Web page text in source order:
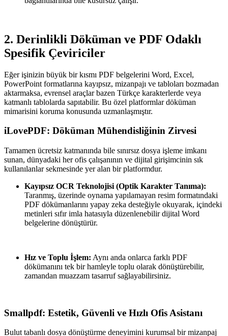
2. Derinlikli Döküman ve PDF Odaklı
Spesifik Çeviriciler
Eğer işinizin büyük bir kısmı PDF belgelerini Word, Excel,
PowerPoint formatlarına kayıpsız, mizanpajı ve tabloları bozmadan
aktarmaksa, evrensel araçlar bazen Türkçe karakterlerde veya
katmanlı tablolarda sapıtabilir. Bu özel platformlar döküman
mimarisini koruma konusunda uzmanlaşmıştır.
iLovePDF: Döküman Mühendisliğinin Zirvesi
Tamamen ücretsiz katmanında bile sınırsız dosya işleme imkanı
sunan, dünyadaki her ofis çalışanının ve dijital girişimcinin sık
kullanılanlar sekmesinde yer alan bir platformdur.
Kayıpsız OCR Teknolojisi (Optik Karakter Tanıma):
Taranmış, üzerinde oynama yapılamayan resim formatındaki
PDF dökümanlarını yapay zeka desteğiyle okuyarak, içindeki
metinleri sıfır imla hatasıyla düzenlenebilir dijital Word
belgelerine dönüştürür.
Hız ve Toplu İşlem: Aynı anda onlarca farklı PDF
dökümanını tek bir hamleyle toplu olarak dönüştürebilir,
zamandan muazzam tasarruf sağlayabilirsiniz.
Smallpdf: Estetik, Güvenli ve Hızlı Ofis Asistanı
Bulut tabanlı dosya dönüştürme deneyimini kurumsal bir mizanpaj